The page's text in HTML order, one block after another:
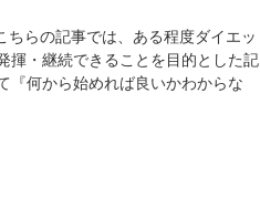
らの記事では、ある程度ダイエッ
揮・継続できることを目的とした記
『何から始めれば良いかわからな